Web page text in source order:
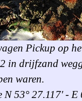
Pickup op
in drijfzand
waren.
N 53° 27.117' - E